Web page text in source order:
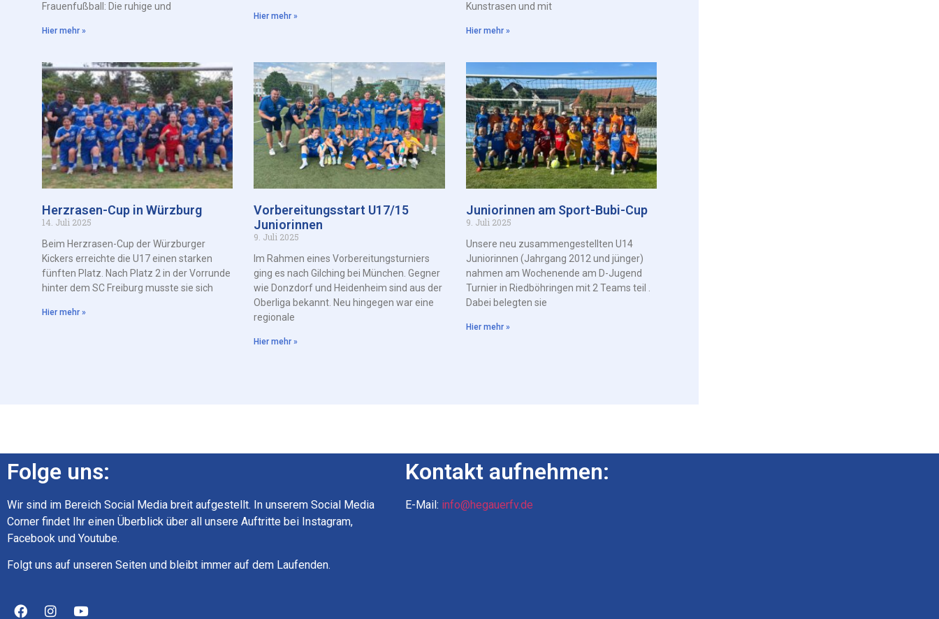
Frauenfußball: Die ruhige und
Hier mehr »
Hier mehr »
Kunstrasen und mit
Hier mehr »
Herzrasen-Cup in Würzburg
14. Juli 2025
Beim Herzrasen-Cup der Würzburger
Kickers erreichte die U17 einen starken
fünften Platz. Nach Platz 2 in der Vorrunde
hinter dem SC Freiburg musste sie sich
Hier mehr »
Vorbereitungsstart U17/15
Juniorinnen
9. Juli 2025
Im Rahmen eines Vorbereitungsturniers
ging es nach Gilching bei München. Gegner
wie Donzdorf und Heidenheim sind aus der
Oberliga bekannt. Neu hingegen war eine
regionale
Hier mehr »
Juniorinnen am Sport-Bubi-Cup
9. Juli 2025
Unsere neu zusammengestellten U14
Juniorinnen (Jahrgang 2012 und jünger)
nahmen am Wochenende am D-Jugend
Turnier in Riedböhringen mit 2 Teams teil .
Dabei belegten sie
Hier mehr »
Folge uns:
Wir sind im Bereich Social Media breit aufgestellt. In unserem Social Media
Corner findet Ihr einen Überblick über all unsere Auftritte bei Instagram,
Facebook und Youtube.
Folgt uns auf unseren Seiten und bleibt immer auf dem Laufenden.
Kontakt aufnehmen:
E-Mail: info@hegauerfv.de